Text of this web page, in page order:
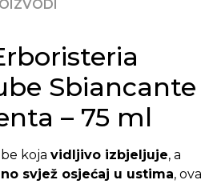
Sbiancante
– 75 ml
koja vidljivo izbjeljuje, a
svjež osjećaj u ustima, ova